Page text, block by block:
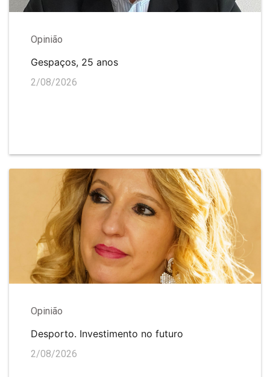
Opinião
Gespaços, 25 anos
2/08/2026
Opinião
Desporto. Investimento no futuro
2/08/2026